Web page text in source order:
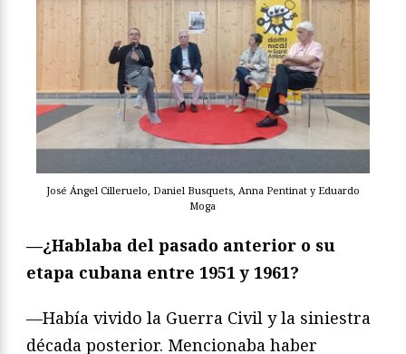
José Ángel Cilleruelo, Daniel Busquets, Anna Pentinat y Eduardo
Moga
—¿Hablaba del pasado anterior o su
etapa cubana entre 1951 y 1961?
—Había vivido la Guerra Civil y la siniestra
década posterior. Mencionaba haber